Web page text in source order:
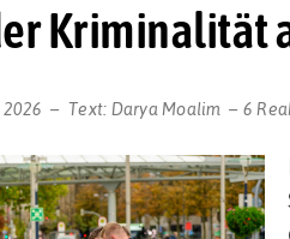
Text: Darya Moalim 6